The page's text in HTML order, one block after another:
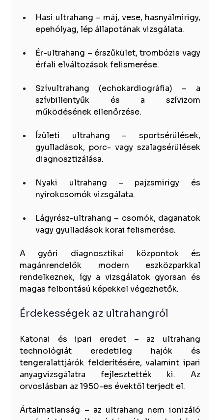
Hasi ultrahang – máj, vese, hasnyálmirigy,
epehólyag, lép állapotának vizsgálata.
Ér-ultrahang – érszűkület, trombózis vagy
érfali elváltozások felismerése.
Szívultrahang (echokardiográfia) – a
szívbillentyűk és a szívizom
működésének ellenőrzése.
Ízületi ultrahang – sportsérülések,
gyulladások, porc- vagy szalagsérülések
diagnosztizálása.
Nyaki ultrahang – pajzsmirigy és
nyirokcsomók vizsgálata.
Lágyrész-ultrahang – csomók, daganatok
vagy gyulladások korai felismerése.
A győri diagnosztikai központok és
magánrendelők modern eszközparkkal
rendelkeznek, így a vizsgálatok gyorsan és
magas felbontású képekkel végezhetők.
Érdekességek az ultrahangról
Katonai és ipari eredet – az ultrahang
technológiát eredetileg hajók és
tengeralattjárók felderítésére, valamint ipari
anyagvizsgálatra fejlesztették ki. Az
orvoslásban az 1950-es évektől terjedt el.
Ártalmatlanság – az ultrahang nem ionizáló